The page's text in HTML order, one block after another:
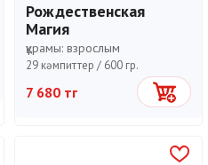
Рождественская
Магия
құрамы: взрослым
29 кәмпиттер / 600 гр.
7 680 тг Себетке